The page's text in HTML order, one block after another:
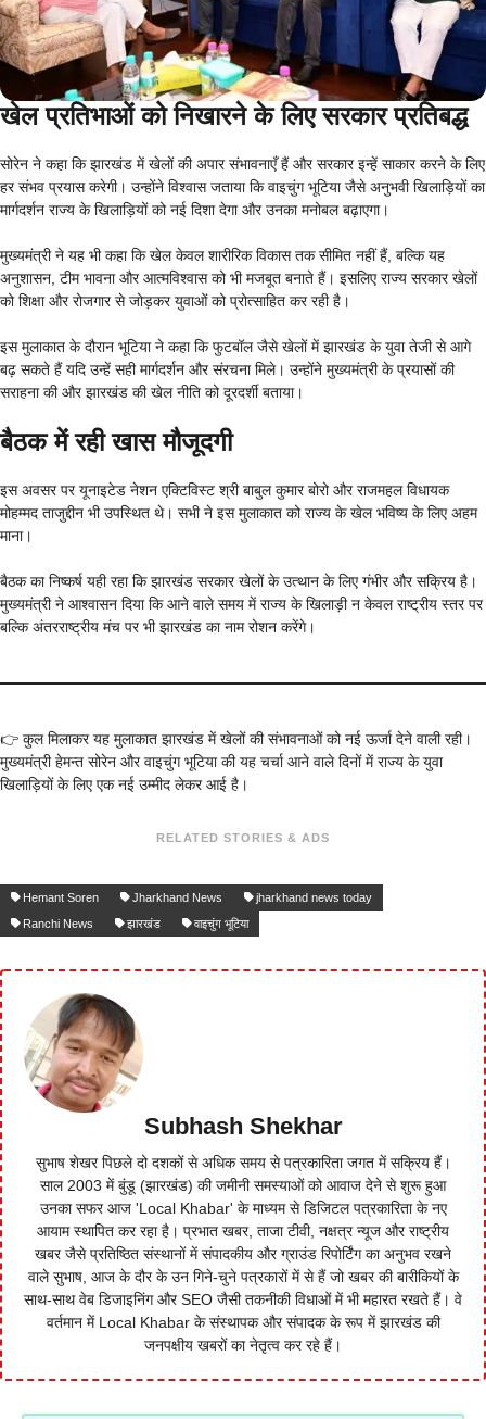
खेल प्रतिभाओं को निखारने के लिए सरकार प्रतिबद्ध
सोरेन ने कहा कि झारखंड में खेलों की अपार संभावनाएँ हैं और सरकार इन्हें साकार करने के लिए
हर संभव प्रयास करेगी। उन्होंने विश्वास जताया कि वाइचुंग भूटिया जैसे अनुभवी खिलाड़ियों का
मार्गदर्शन राज्य के खिलाड़ियों को नई दिशा देगा और उनका मनोबल बढ़ाएगा।
मुख्यमंत्री ने यह भी कहा कि खेल केवल शारीरिक विकास तक सीमित नहीं हैं, बल्कि यह
अनुशासन, टीम भावना और आत्मविश्वास को भी मजबूत बनाते हैं। इसलिए राज्य सरकार खेलों
को शिक्षा और रोजगार से जोड़कर युवाओं को प्रोत्साहित कर रही है।
इस मुलाकात के दौरान भूटिया ने कहा कि फुटबॉल जैसे खेलों में झारखंड के युवा तेजी से आगे
बढ़ सकते हैं यदि उन्हें सही मार्गदर्शन और संरचना मिले। उन्होंने मुख्यमंत्री के प्रयासों की
सराहना की और झारखंड की खेल नीति को दूरदर्शी बताया।
बैठक में रही खास मौजूदगी
इस अवसर पर यूनाइटेड नेशन एक्टिविस्ट श्री बाबुल कुमार बोरो और राजमहल विधायक
मोहम्मद ताजुद्दीन भी उपस्थित थे। सभी ने इस मुलाकात को राज्य के खेल भविष्य के लिए अहम
माना।
बैठक का निष्कर्ष यही रहा कि झारखंड सरकार खेलों के उत्थान के लिए गंभीर और सक्रिय है।
मुख्यमंत्री ने आश्वासन दिया कि आने वाले समय में राज्य के खिलाड़ी न केवल राष्ट्रीय स्तर पर
बल्कि अंतरराष्ट्रीय मंच पर भी झारखंड का नाम रोशन करेंगे।
👉 कुल मिलाकर यह मुलाकात झारखंड में खेलों की संभावनाओं को नई ऊर्जा देने वाली रही।
मुख्यमंत्री हेमन्त सोरेन और वाइचुंग भूटिया की यह चर्चा आने वाले दिनों में राज्य के युवा
खिलाड़ियों के लिए एक नई उम्मीद लेकर आई है।
RELATED STORIES & ADS
Hemant Soren Jharkhand News
jharkhand news today
Ranchi News
झारखंड वाइचुंग भूटिया
Subhash Shekhar
सुभाष शेखर पिछले दो दशकों से अधिक समय से पत्रकारिता जगत में सक्रिय हैं।
साल 2003 में बुंडू (झारखंड) की जमीनी समस्याओं को आवाज देने से शुरू हुआ
उनका सफर आज 'Local Khabar' के माध्यम से डिजिटल पत्रकारिता के नए
आयाम स्थापित कर रहा है। प्रभात खबर, ताजा टीवी, नक्षत्र न्यूज और राष्ट्रीय
खबर जैसे प्रतिष्ठित संस्थानों में संपादकीय और ग्राउंड रिपोर्टिंग का अनुभव रखने
वाले सुभाष, आज के दौर के उन गिने-चुने पत्रकारों में से हैं जो खबर की बारीकियों के
साथ-साथ वेब डिजाइनिंग और SEO जैसी तकनीकी विधाओं में भी महारत रखते हैं। वे
वर्तमान में Local Khabar के संस्थापक और संपादक के रूप में झारखंड की
जनपक्षीय खबरों का नेतृत्व कर रहे हैं।